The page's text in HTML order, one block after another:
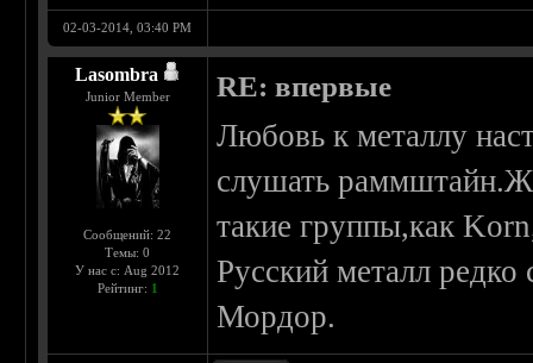
02-03-2014, 03:40 PM
Lasombra
Junior Member
Сообщений: 22
Темы: 0
У нас с: Aug 2012
Рейтинг: 1
RE: впервые
Любовь к металлу
слушать
такие группы,как
Русский металл
Мордор.